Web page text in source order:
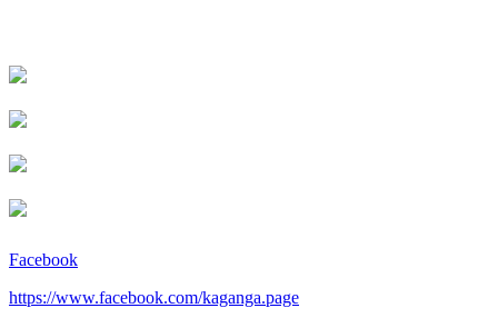
Facebook
https://www.facebook.com/kaganga.page